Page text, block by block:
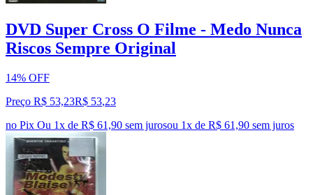
DVD Super Cross O Filme - Medo Nunca
Riscos Sempre Original
14% OFF
Preço R$ 53,23R$ 53,23
no Pix Ou 1x de R$ 61,90 sem jurosou 1x de R$ 61,90 sem juros